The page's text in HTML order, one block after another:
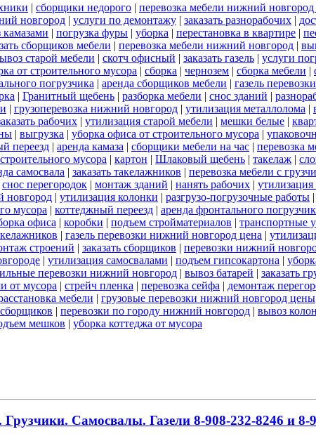
| сборщики недорого | перевозка мебели нижний новгород
новгород | услуги по демонтажу | заказать разнорабочих |
камазами | погрузка фуры | уборка | перестановка в квартире |
сборщиков мебели | перевозка мебели нижний новгород |
старой мебели | скотч офисный | заказать газель | услуги
от строительного мусора | сборка | чернозем | сборка мебели |
погрузчика | аренда сборщиков мебели | газель
| Гранитный щебень | разборка мебели | снос зданий |
| грузоперевозка нижний новгород | утилизация металлолома |
рабочих | утилизация старой мебели | мешки белые |
| выгрузка | уборка офиса от строительного мусора |
переезд | аренда камаза | сборщики мебели на час | перевозка
мусора | картон | Шлаковый щебень | такелаж |
самосвала | заказать такелажников | перевозка мебели с
снос перегородок | монтаж зданий | нанять рабочих |
новгород | утилизация колонки | разгрузо-погрузочные работы |
мусора | коттеджный переезд | аренда фронтального
офиса | коробки | подъем стройматериалов | транспортные
| газель перевозки нижний новгород цена |
строений | заказать сборщиков | перевозки нижний
| утилизация самосвалами | подъем гипсокартона |
перевозки нижний новгород | вывоз батарей | заказать
от мусора | стрейч пленка | перевозка сейфа | демонтаж
мебели | грузовые перевозки нижний новгород цены
| перевозки по городу нижний новгород | вывоз
мешков | уборка коттеджа от мусора
Самосвалы. Газели 8-908-232-8246 и 8-